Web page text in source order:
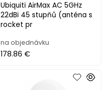
Ubiquiti AirMax AC 5GHz
22dBi 45 stupňů (anténa s
rocket pr
na objednávku
178.86 €